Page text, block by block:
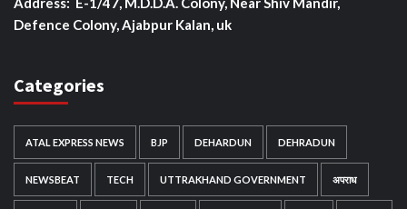
Defence Colony, Ajabpur Kalan, uk
Categories
ATAL EXPRESS NEWS BJP DEHARDUN DEHRADUN
NEWSBEAT TECH UTTRAKHAND GOVERNMENT अपराध